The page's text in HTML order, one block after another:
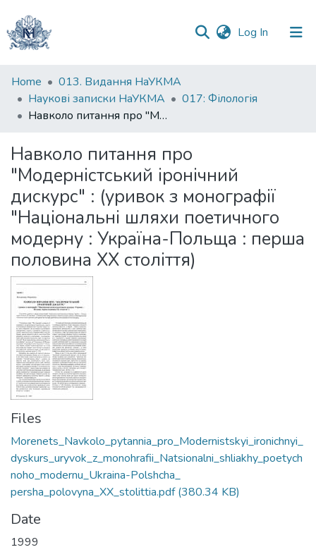
Log In (current)
Communities
&
Collections
Statistics
Home
013. Видання НаУКМА
Наукові записки НаУКМА
017: Філологія
Навколо питання про "Модерністський іронічний дискурс" : (уривок з монографії "Національні шляхи поетичного модерну : Україна-Польща : перша половина ХХ століття)
Навколо питання про
"Модерністський іронічний
дискурс" : (уривок з монографії
"Національні шляхи поетичного
модерну : Україна-Польща : перша
половина ХХ століття)
Files
Morenets_Navkolo_pytannia_pro_Modernistskyi_ironichnyi_
dyskurs_uryvok_z_monohrafii_Natsionalni_shliakhy_poetych
noho_modernu_Ukraina-Polshcha_
persha_polovyna_XX_stolittia.pdf(380.34 KB)
Date
1999